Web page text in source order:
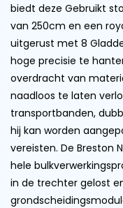
biedt deze Gebruikt
van 250cm en een
uitgerust met 8
hoge precisie te
overdracht van
naadloos te laten
transportbanden,
hij kan worden
vereisten. De Breston
hele
in de trechter gelost